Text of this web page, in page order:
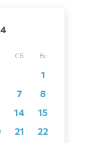
Сб Вс
1
7
8
14
15
21
22